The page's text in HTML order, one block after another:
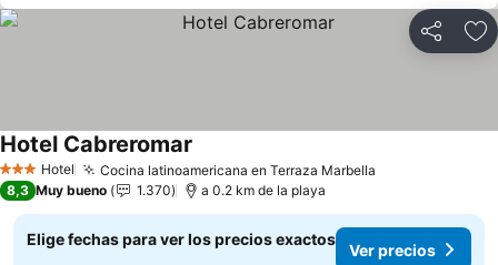
Compartir
3 Estrellas
Hotel Cocina latinoamericana en Terraza Marbella
Hotel Cabreromar
8,3 Muy bueno 1.370 a 0.2 km de la playa
Elige fechas para ver los precios exactos
Ver precios